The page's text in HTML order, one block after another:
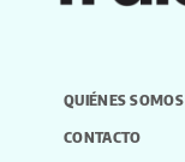
QUIÉNES SOMOS
CONTACTO